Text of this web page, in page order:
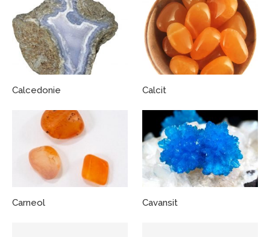
Calcedonie Calcit
Carneol Cavansit